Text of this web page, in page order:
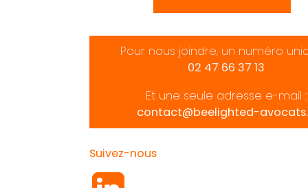
Pour nous joindre, un numéro
02 47 66 37 13
Et une seule adresse e-mail :
contact@beelighted-
Suivez-nous